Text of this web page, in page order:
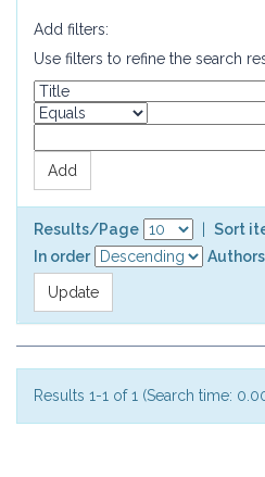
Add filters:
Use filters to refine the search
Results/Page
Sort
In order
Results 1-1 of 1 (Search time: